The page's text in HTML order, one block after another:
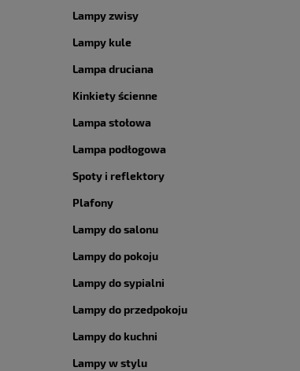
Lampy zwisy
Lampy kule
Lampa druciana
Kinkiety ścienne
Lampa stołowa
Lampa podłogowa
Spoty i reflektory
Plafony
Lampy do salonu
Lampy do pokoju
Lampy do sypialni
Lampy do przedpokoju
Lampy do kuchni
Lampy w stylu